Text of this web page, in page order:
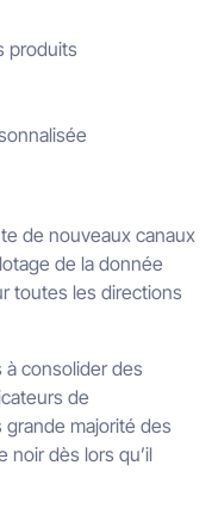
produits
de nouveaux canaux
de la donnée
toutes les directions
à consolider des
de
majorité des
noir dès lors qu’il